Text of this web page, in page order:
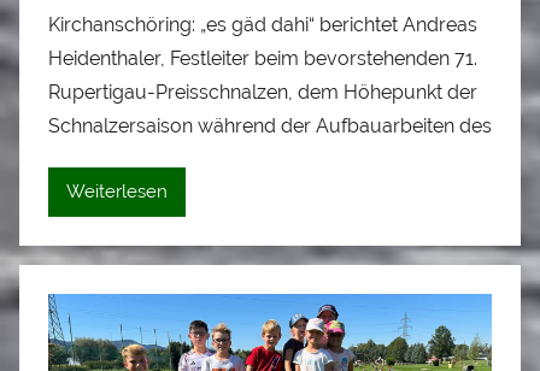
n
A
l
o
t
d
l
Kirchanschöring: „es gäd dahi“ berichtet Andreas
Heidenthaler, Festleiter beim bevorstehenden 71.
Rupertigau-Preisschnalzen, dem Höhepunkt der
Schnalzersaison während der Aufbauarbeiten des
Weiterlesen